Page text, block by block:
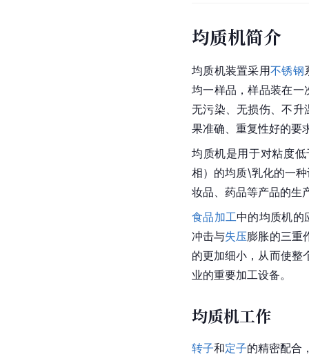
均质机简介
均质机装置采用不锈钢
均一样品，样品装在一
无污染、无损伤、不升
果准确、重复性好的要
均质机是用于对粘度
相）的均质\乳化的一
妆品、药品等产品的生
食品加工中的均质机的
冲击与失压膨胀的三重
的更加细小，从而使整
业的重要加工设备。
均质机工作
转子和定子的精密配合